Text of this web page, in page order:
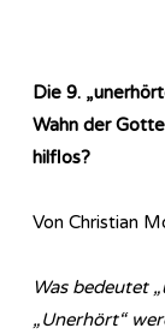
Die 9.
Wahn der
hilflos?
Von Christian
Was bedeutet
„Unerhört“